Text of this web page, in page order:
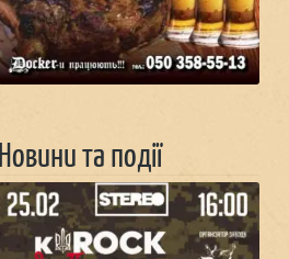
Новини та події